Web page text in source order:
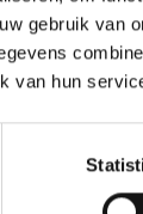
gebruik van
van hun
0 beoordelingen
TOEVOEGEN